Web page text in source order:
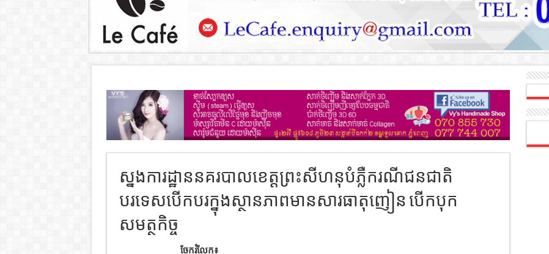
ស្នងការដ្ឋាននគរបាលខេត្តព្រះសីហនុបំភ្លឺករណីជនជាតិ
បរទេសបើកបរក្នុងស្ថានភាពមានសារធាតុញៀន បើកបុក
សមត្ថកិច្ច
ចែករំលែក៖